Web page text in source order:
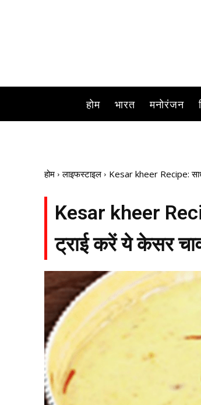
होम भारत मनोरंजन
होम लाइफस्टाइल Kesar kheer Recipe:
Kesar kheer
ट्राई करें ये केसर